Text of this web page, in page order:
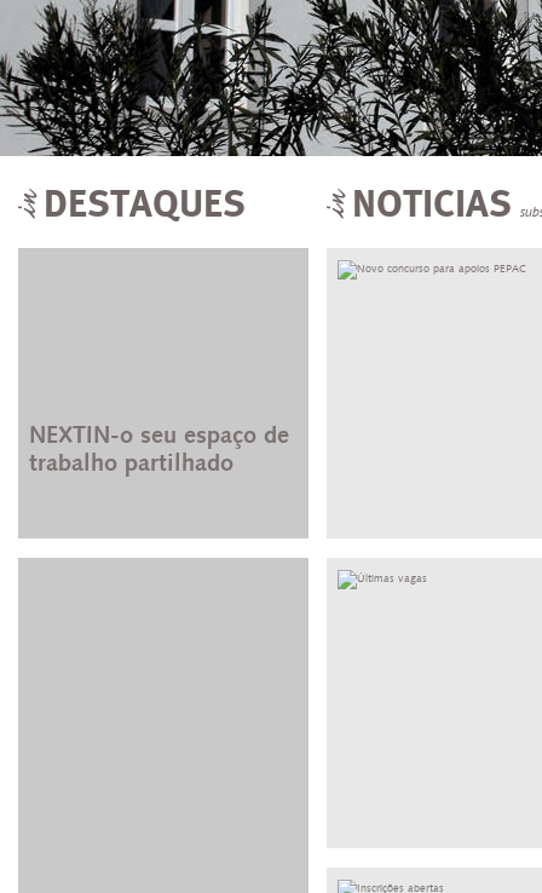
DESTAQUES NOTICIAS
NEXTIN-o seu espaço de
trabalho partilhado